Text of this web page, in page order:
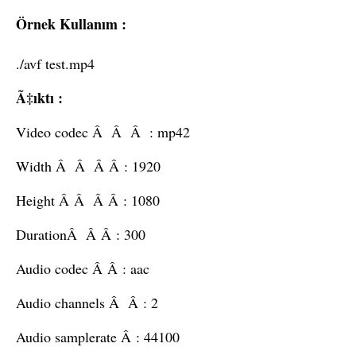
Örnek Kullanım :
./avf test.mp4
Ã‡ıktı :
Video codec Â Â Â : mp42
Width Â Â Â Â : 1920
Height Â Â Â Â : 1080
DurationÂ Â Â : 300
Audio codec Â Â : aac
Audio channels Â Â : 2
Audio samplerate Â : 44100